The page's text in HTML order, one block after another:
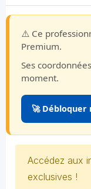
⚠️ Ce
Premium.
Ses
moment.
🚀 Débloquer
Accédez aux
exclusives !